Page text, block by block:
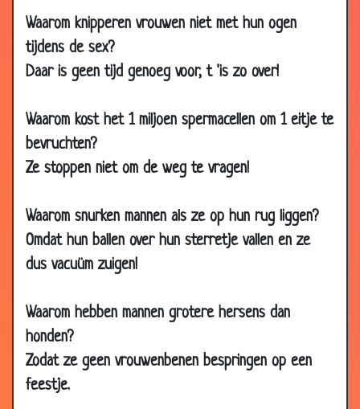
Waarom knipperen vrouwen niet met hun ogen
tijdens de sex?
Daar is geen tijd genoeg voor, t 'is zo over!
Waarom kost het 1 miljoen spermacellen om 1 eitje te
bevruchten?
Ze stoppen niet om de weg te vragen!
Waarom snurken mannen als ze op hun rug liggen?
Omdat hun ballen over hun sterretje vallen en ze
dus vacuüm zuigen!
Waarom hebben mannen grotere hersens dan
honden?
Zodat ze geen vrouwenbenen bespringen op een
feestje.
28 Jan
2008
Romantische vakantie
28 Jan
Niets te verliezen
27 Jan
Aankleden 3.26
24 Jan
2008
Eerder thuiskomen
2008
24 Jan
2008
2008
21 Jan
2008
21 Jan